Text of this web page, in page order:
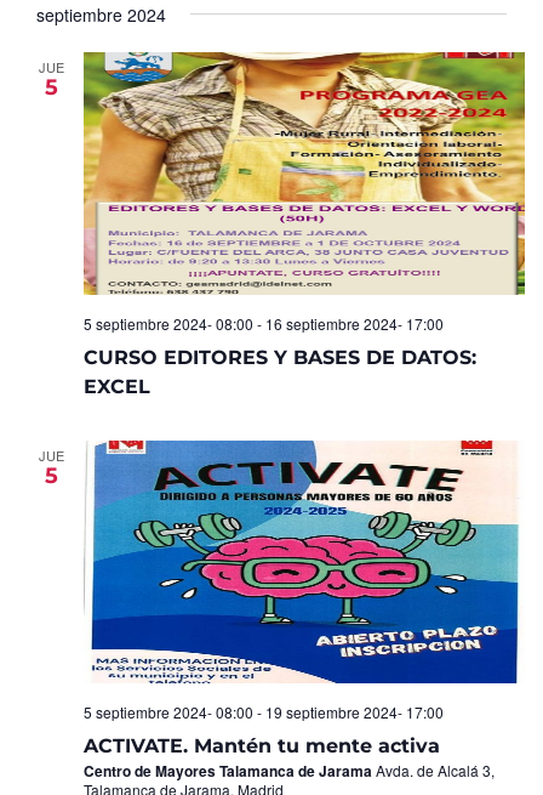
septiembre 2024
JUE
5
CURSO EDITORES Y BASES DE DATOS:
EXCEL
5 septiembre 2024- 08:00 - 16 septiembre 2024- 17:00
JUE
5
ACTIVATE. Mantén tu mente activa
5 septiembre 2024- 08:00 - 19 septiembre 2024- 17:00
Centro de Mayores Talamanca de JaramaAvda. de Alcalá 3,
Talamanca de Jarama, Madrid